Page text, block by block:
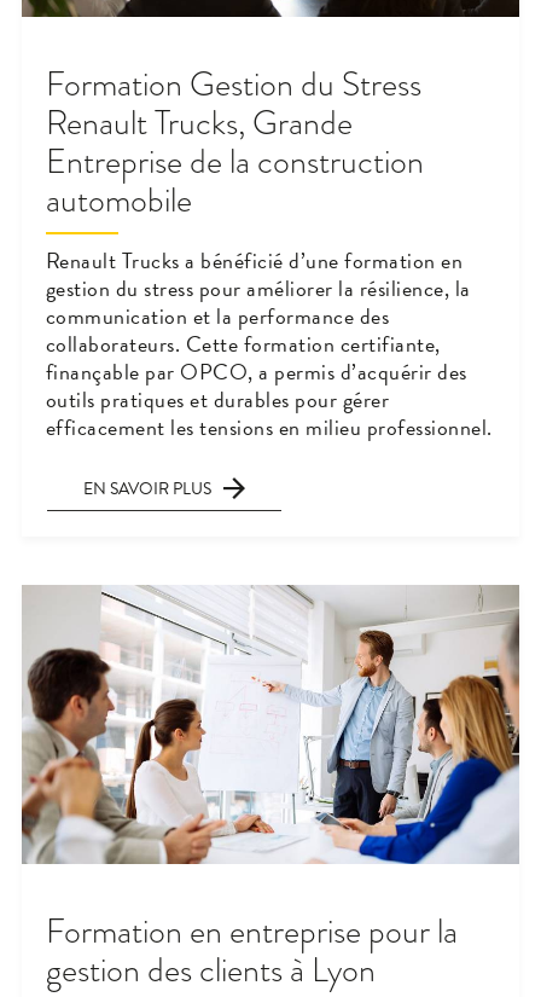
Formation Gestion du Stress
Renault Trucks, Grande
Entreprise de la construction
automobile
Renault Trucks a bénéficié d’une formation en
gestion du stress pour améliorer la résilience, la
communication et la performance des
collaborateurs. Cette formation certifiante,
finançable par OPCO, a permis d’acquérir des
outils pratiques et durables pour gérer
efficacement les tensions en milieu professionnel.
EN SAVOIR PLUS
Formation en entreprise pour la
gestion des clients à Lyon